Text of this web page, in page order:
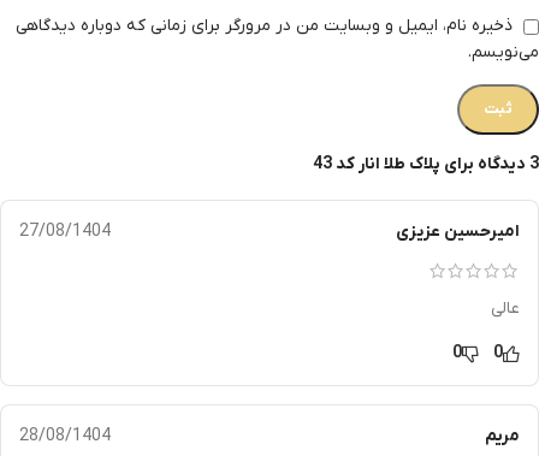
3 دیدگاه برای پلاک طلا انار کد 43
امیرحسین عزیزی 27/08/1404
عالی
0
0
مریم 28/08/1404
ذخیره نام، ایمیل و وبسایت من در مرورگر برای زمانی که دوباره دیدگاهی
می‌نویسم.